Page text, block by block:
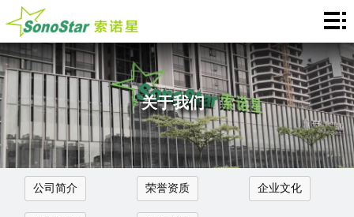
Home
关
我
们
新
闻
中
产
品
应
关于我们
公司简介 荣誉资质 企业文化